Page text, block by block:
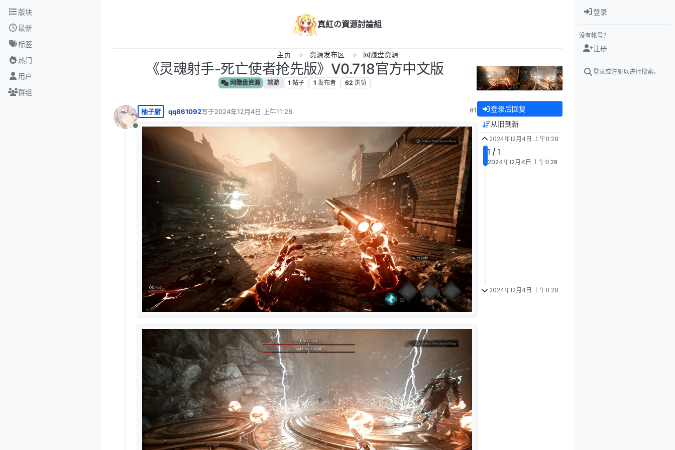
跳转至内容
版块
最新
标签
热门
用户
群组
真紅の資源討論組
主页 资源发布区 网赚盘资源
《灵魂射手-死亡使者抢先版》V0.718官方中文版
网赚盘资源 端游 1 帖子 1 发布者 62 浏览
离线
柚子厨 qq861092写于2024年12月4日 上午11:28
最后由 编辑
#1 登录后回复
从旧到新
2024年12月4日 上午11:28
1 / 1
2024年12月4日 上午11:28
2024年12月4日 上午11:28
登录
没有帐号？
注册
登录或注册以进行搜索。